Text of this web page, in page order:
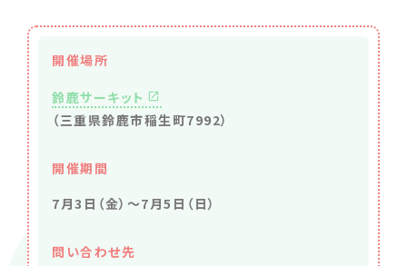
開催場所
鈴鹿サーキット
（三重県鈴鹿市稲生町7992）
開催期間
7月3日（金）〜7月5日（日）
問い合わせ先